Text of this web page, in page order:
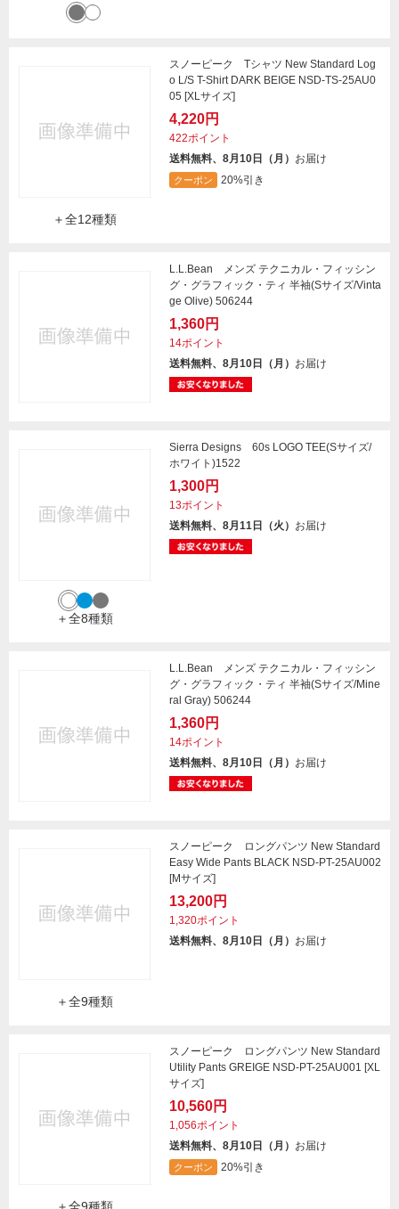
＋全12種類
スノーピーク Tシャツ New Standard Log
o L/S T-Shirt DARK BEIGE NSD-TS-25AU0
05 [XLサイズ]
4,220円
422ポイント
送料無料、8月10日（月） お届け
クーポン 20%引き
L.L.Bean メンズ テクニカル・フィッシン
グ・グラフィック・ティ 半袖(Sサイズ/Vinta
ge Olive) 506244
1,360円
14ポイント
送料無料、8月10日（月） お届け
＋全8種類
Sierra Designs 60s LOGO TEE(Sサイズ/
ホワイト)1522
1,300円
13ポイント
送料無料、8月11日（火） お届け
L.L.Bean メンズ テクニカル・フィッシン
グ・グラフィック・ティ 半袖(Sサイズ/Mine
ral Gray) 506244
1,360円
14ポイント
送料無料、8月10日（月） お届け
＋全9種類
スノーピーク ロングパンツ New Standard
Easy Wide Pants BLACK NSD-PT-25AU002
[Mサイズ]
13,200円
1,320ポイント
送料無料、8月10日（月） お届け
スノーピーク ロングパンツ New Standard
Utility Pants GREIGE NSD-PT-25AU001 [XL
サイズ]
10,560円
1,056ポイント
送料無料、8月10日（月） お届け
クーポン 20%引き